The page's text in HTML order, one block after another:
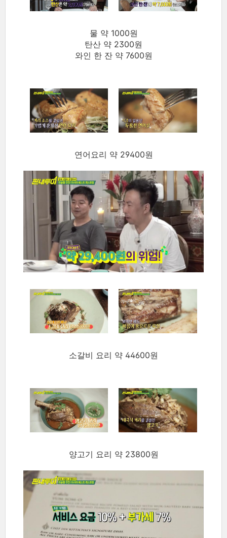
물 약 1000원
탄산 약 2300원
와인 한 잔 약 7600원
연어요리 약 29400원
소갈비 요리 약 44600원
양고기 요리 약 23800원